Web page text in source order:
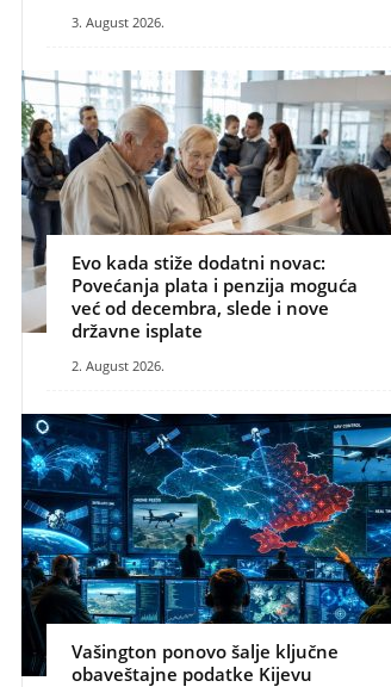
3. August 2026.
Evo kada stiže dodatni novac:
Povećanja plata i penzija moguća
već od decembra, slede i nove
državne isplate
2. August 2026.
Vašington ponovo šalje ključne
obaveštajne podatke Kijevu